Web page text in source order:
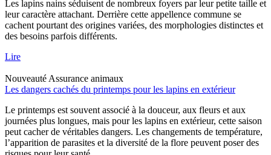
Les lapins nains séduisent de nombreux foyers par leur petite taille et
leur caractère attachant. Derrière cette appellence commune se
cachent pourtant des origines variées, des morphologies distinctes et
des besoins parfois différents.
Lire
Nouveauté Assurance animaux
Les dangers cachés du printemps pour les lapins en extérieur
Le printemps est souvent associé à la douceur, aux fleurs et aux
journées plus longues, mais pour les lapins en extérieur, cette saison
peut cacher de véritables dangers. Les changements de température,
l’apparition de parasites et la diversité de la flore peuvent poser des